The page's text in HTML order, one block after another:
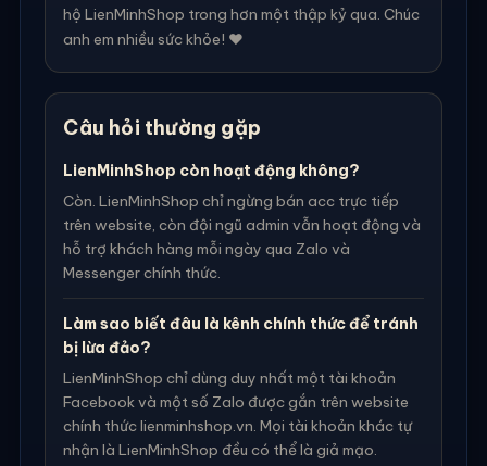
hộ LienMinhShop trong hơn một thập kỷ qua. Chúc
anh em nhiều sức khỏe! ❤️
Câu hỏi thường gặp
LienMinhShop còn hoạt động không?
Còn. LienMinhShop chỉ ngừng bán acc trực tiếp
trên website, còn đội ngũ admin vẫn hoạt động và
hỗ trợ khách hàng mỗi ngày qua Zalo và
Messenger chính thức.
Làm sao biết đâu là kênh chính thức để tránh
bị lừa đảo?
LienMinhShop chỉ dùng duy nhất một tài khoản
Facebook và một số Zalo được gắn trên website
chính thức lienminhshop.vn. Mọi tài khoản khác tự
nhận là LienMinhShop đều có thể là giả mạo.